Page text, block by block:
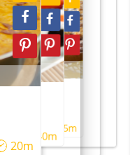
20m
40m
55m